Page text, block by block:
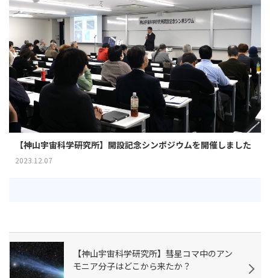
【神山宇宙科学研究所】開設記念シンポジウムを開催しました
2023.12.07
【神山宇宙科学研究所】彗星コマ中のアン
モニア分子はどこから来たか？